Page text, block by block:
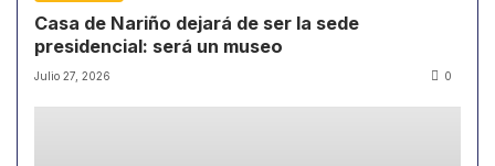
Casa de Nariño dejará de ser la sede
presidencial: será un museo
Julio 27, 2026 0